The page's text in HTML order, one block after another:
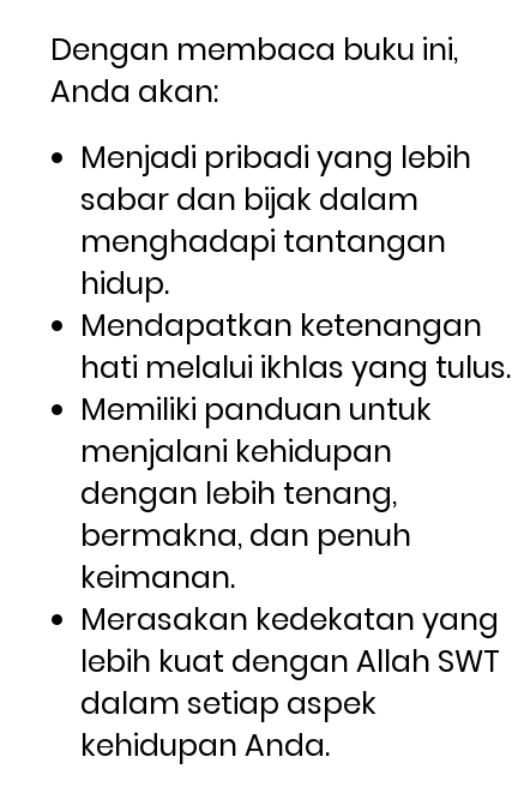
Dengan membaca buku ini,
Anda akan:
Menjadi pribadi yang lebih
sabar dan bijak dalam
menghadapi tantangan
hidup.
Mendapatkan ketenangan
hati melalui ikhlas yang tulus.
Memiliki panduan untuk
menjalani kehidupan
dengan lebih tenang,
bermakna, dan penuh
keimanan.
Merasakan kedekatan yang
lebih kuat dengan Allah SWT
dalam setiap aspek
kehidupan Anda.